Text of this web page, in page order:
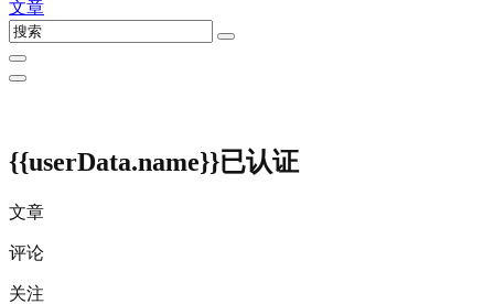
文章
{{userData.name}}已认证
文章
评论
关注